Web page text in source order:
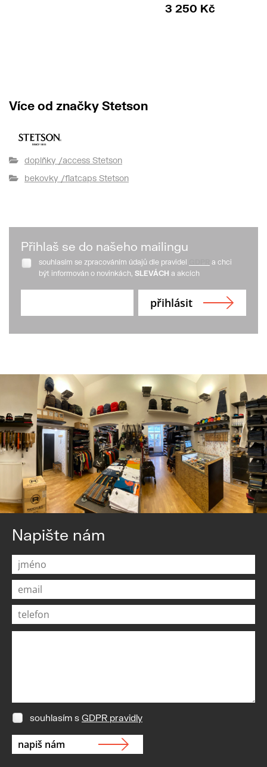
3 250 Kč
Více od značky Stetson
doplňky /access Stetson
bekovky /flatcaps Stetson
Přihlaš se do našeho mailingu
souhlasím se zpracováním údajů dle pravidel
a chci
být informován o novinkách, SLEVÁCH a akcích
Napište nám
souhlasím s GDPR pravidly